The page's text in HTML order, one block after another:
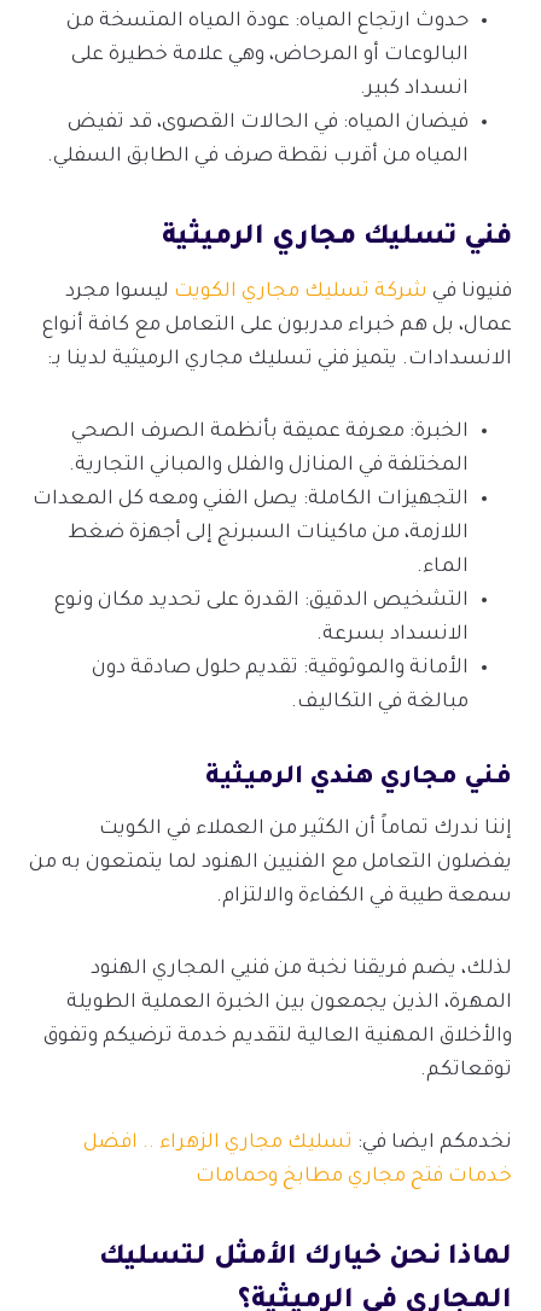
حدوث ارتجاع المياه: عودة المياه المتسخة من
البالوعات أو المرحاض، وهي علامة خطيرة على
انسداد كبير.
فيضان المياه: في الحالات القصوى، قد تفيض
المياه من أقرب نقطة صرف في الطابق السفلي.
فني تسليك مجاري الرميثية
فنيونا في شركة تسليك مجاري الكويت ليسوا مجرد
عمال، بل هم خبراء مدربون على التعامل مع كافة أنواع
الانسدادات. يتميز فني تسليك مجاري الرميثية لدينا بـ:
الخبرة: معرفة عميقة بأنظمة الصرف الصحي
المختلفة في المنازل والفلل والمباني التجارية.
التجهيزات الكاملة: يصل الفني ومعه كل المعدات
اللازمة، من ماكينات السبرنج إلى أجهزة ضغط
الماء.
التشخيص الدقيق: القدرة على تحديد مكان ونوع
الانسداد بسرعة.
الأمانة والموثوقية: تقديم حلول صادقة دون
مبالغة في التكاليف.
فني مجاري هندي الرميثية
إننا ندرك تماماً أن الكثير من العملاء في الكويت
يفضلون التعامل مع الفنيين الهنود لما يتمتعون به من
سمعة طيبة في الكفاءة والالتزام.
لذلك، يضم فريقنا نخبة من فنيي المجاري الهنود
المهرة، الذين يجمعون بين الخبرة العملية الطويلة
والأخلاق المهنية العالية لتقديم خدمة ترضيكم وتفوق
توقعاتكم.
نخدمكم ايضا في: تسليك مجاري الزهراء .. افضل
خدمات فتح مجاري مطابخ وحمامات
لماذا نحن خيارك الأمثل لتسليك
المجاري في الرميثية؟